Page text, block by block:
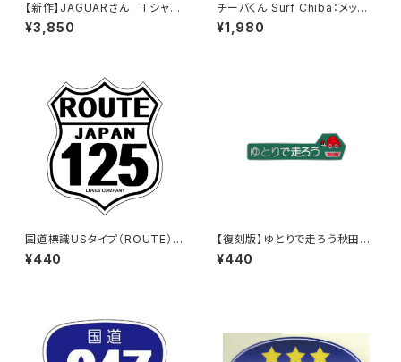
【新作】JAGUARさん Tシャツ
（HELLO JAGUAR）Black
¥3,850
チーバくん Surf Chiba：メッシ
ュキャップ（Bホワイト）
¥1,980
国道標識USタイプ（ROUTE）ス
テッカー 125号線（ホワイト）
¥440
【復刻版】ゆとりで走ろう秋田県
（緑）：ステッカー
¥440